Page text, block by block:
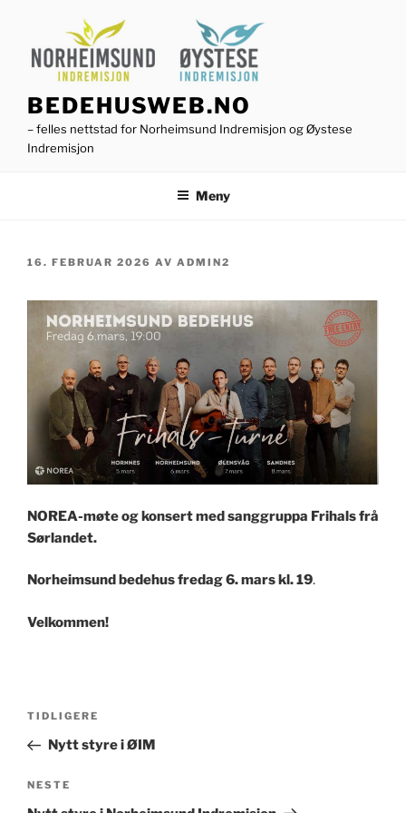
innhold
BEDEHUSWEB.NO
– felles nettstad for Norheimsund Indremisjon og Øystese
Indremisjon
Meny
PUBLISERT
16. FEBRUAR 2026 AV ADMIN2
NOREA-møte og konsert med sanggruppa Frihals frå
Sørlandet.
Norheimsund bedehus fredag 6. mars kl. 19.
Velkommen!
Innleggsnavigasjon
Forrige
innlegg
TIDLIGERE
Nytt styre i ØIM
Neste
innlegg
NESTE